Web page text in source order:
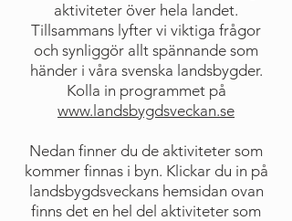
aktiviteter över hela landet.
Tillsammans lyfter vi viktiga frågor
och synliggör allt spännande som
händer i våra svenska landsbygder.
Kolla in programmet på
www.landsbygdsveckan.se
Nedan finner du de aktiviteter som
kommer finnas i byn. Klickar du in på
landsbygdsveckans hemsidan ovan
finns det en hel del aktiviteter som